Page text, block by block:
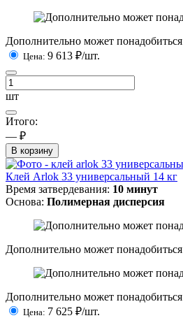
Дополнительно может понадобиться
Цена: 9 613 ₽/шт.
шт
Итого:
— ₽
В корзину
Клей Arlok 33 универсальный 14 кг
Время затвердевания: 10 минут
Основа: Полимерная дисперсия
Дополнительно может понадобиться
Дополнительно может понадобиться
Цена: 7 625 ₽/шт.